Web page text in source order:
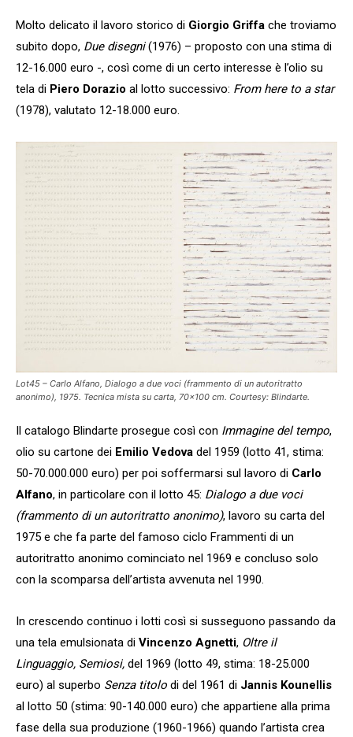
Molto delicato il lavoro storico di Giorgio Griffa che troviamo
subito dopo, Due disegni(1976) – proposto con una stima di
12-16.000 euro -, così come di un certo interesse è l’olio su
tela di Piero Dorazio al lotto successivo: From here to a star
(1978), valutato 12-18.000 euro.
Lot45 – Carlo Alfano, Dialogo a due voci (frammento di un autoritratto
anonimo), 1975. Tecnica mista su carta, 70×100 cm. Courtesy: Blindarte.
Il catalogo Blindarte prosegue così con Immagine del tempo,
olio su cartone dei Emilio Vedova del 1959 (lotto 41, stima:
50-70.000.000 euro) per poi soffermarsi sul lavoro di Carlo
Alfano, in particolare con il lotto 45: Dialogo a due voci
(frammento di un autoritratto anonimo), lavoro su carta del
1975 e che fa parte del famoso ciclo Frammenti di un
autoritratto anonimo cominciato nel 1969 e concluso solo
con la scomparsa dell’artista avvenuta nel 1990.
In crescendo continuo i lotti così si susseguono passando da
una tela emulsionata di Vincenzo Agnetti, Oltre il
Linguaggio, Semiosi, del 1969 (lotto 49, stima: 18-25.000
euro) al superbo Senza titolo di del 1961 di Jannis Kounellis
al lotto 50 (stima: 90-140.000 euro) che appartiene alla prima
fase della sua produzione (1960-1966) quando l’artista crea